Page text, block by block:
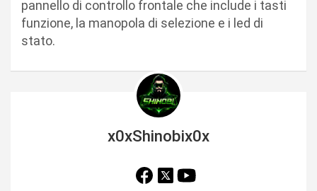
pannello di controllo frontale che include i tasti
funzione, la manopola di selezione e i led di
stato.
x0xShinobix0x